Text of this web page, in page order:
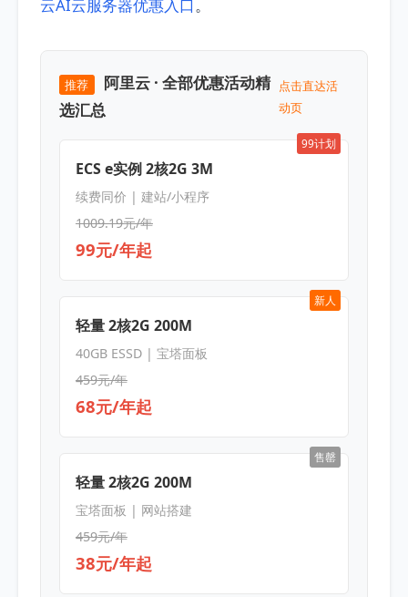
云AI云服务器优惠入口 。
推荐
阿里云 · 全部优惠活动精
选汇总
点击直达活
动页
99计划
ECS e实例 2核2G 3M
续费同价 | 建站/小程序
1009.19元/年
99元/年起
新人
轻量 2核2G 200M
40GB ESSD | 宝塔面板
459元/年
68元/年起
售罄
轻量 2核2G 200M
宝塔面板 | 网站搭建
459元/年
38元/年起